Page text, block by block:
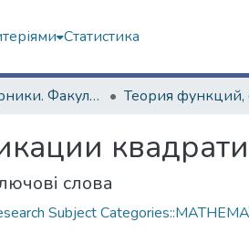
Статистика
Наукові збірники. Факультет математики і інформатики
слова
Subject